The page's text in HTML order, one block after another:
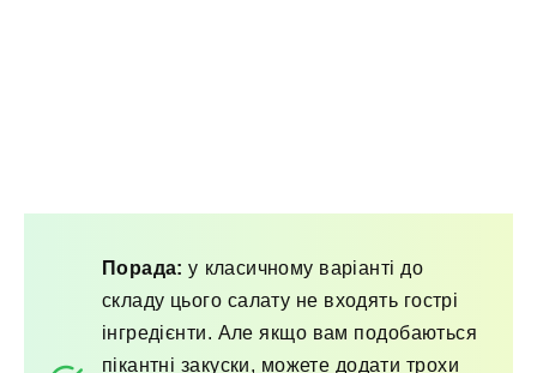
Порада: у класичному варіанті до
складу цього салату не входять гострі
інгредієнти. Але якщо вам подобаються
пікантні закуски, можете додати трохи